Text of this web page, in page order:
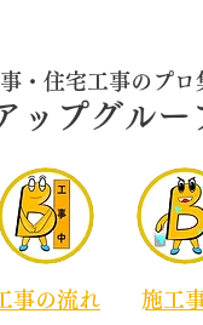
・住宅工事のプロ
ップグルー
事の流れ 施工